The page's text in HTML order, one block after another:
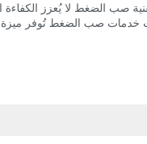
صب الضغط لا يُعزز الكفاءة